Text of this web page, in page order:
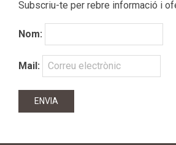
Subscriu-te per rebre informació i
Nom:
Mail: